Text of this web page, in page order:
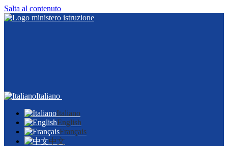
Salta al contenuto
Italiano
Italiano
English
Français
中文